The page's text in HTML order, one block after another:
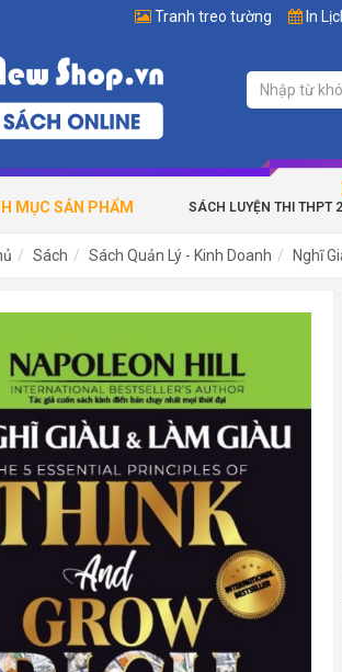
Tranh treo tường In
SÁCH LUYỆN THI THPT
MỤC SẢN PHẨM
Sách Sách Quản Lý - Kinh Doanh Nghĩ